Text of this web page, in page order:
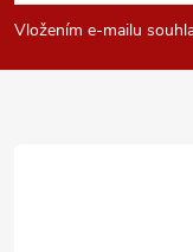
p
a
Vložením e-mailu